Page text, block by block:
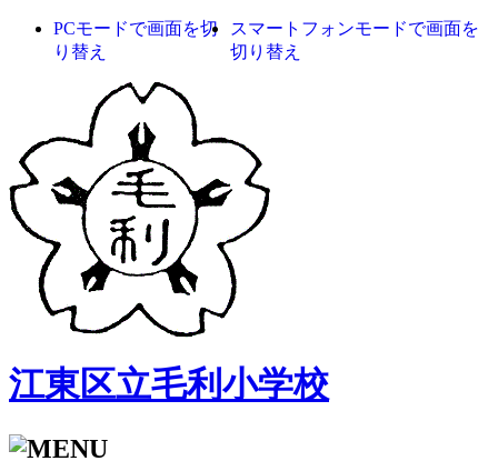
PCモードで画面を切
り替え
スマートフォンモードで画面を
切り替え
江東区立毛利小学校